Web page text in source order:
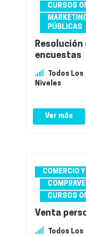
CURSOS
PÚBLICAS
Resolución
encuestas
Todos Los
Niveles
Ver más
COMERCIO
CURSOS
Venta
Todos Los